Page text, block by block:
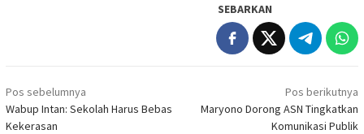
SEBARKAN
Navigasi
pos
Pos sebelumnya
Wabup Intan: Sekolah Harus Bebas
Kekerasan
Pos berikutnya
Maryono Dorong ASN Tingkatkan
Komunikasi Publik